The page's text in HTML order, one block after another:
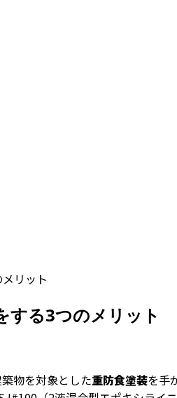
リット
する3つのメリット
物を対象とした重防食塗装を手